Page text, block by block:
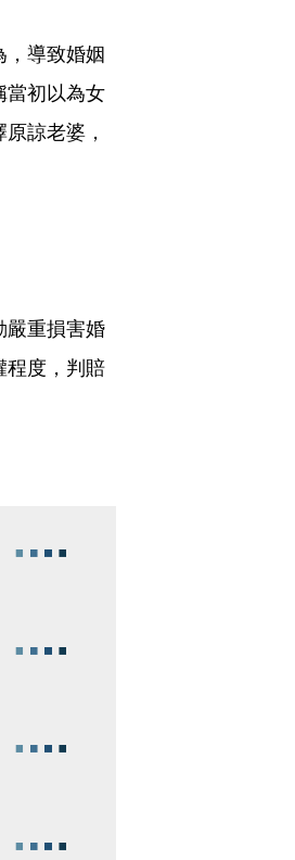
，導致婚姻
當初以為女
諒老婆，
嚴重損害婚
程度，判賠